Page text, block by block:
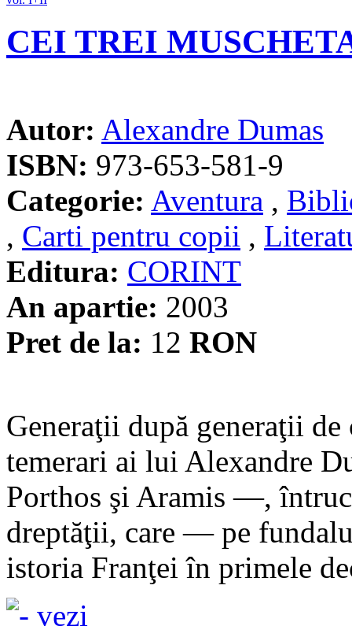
CEI TREI
Autor: Alexandre Dumas
ISBN: 973-653-581-9
Categorie: Aventura ,
, Carti pentru copii ,
Editura: CORINT
An apartie: 2003
Pret de la: 12 RON
Generaţii după generaţii
temerari ai lui Alexandre
Porthos şi Aramis —,
dreptăţii, care — pe
istoria Franţei în primele